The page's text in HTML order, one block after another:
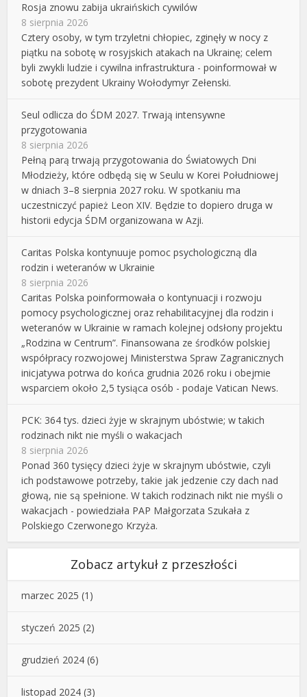
Rosja znowu zabija ukraińskich cywilów
8 sierpnia 2026
Cztery osoby, w tym trzyletni chłopiec, zginęły w nocy z
piątku na sobotę w rosyjskich atakach na Ukrainę; celem
byli zwykli ludzie i cywilna infrastruktura - poinformował w
sobotę prezydent Ukrainy Wołodymyr Zełenski.
Seul odlicza do ŚDM 2027. Trwają intensywne
przygotowania
8 sierpnia 2026
Pełną parą trwają przygotowania do Światowych Dni
Młodzieży, które odbędą się w Seulu w Korei Południowej
w dniach 3–8 sierpnia 2027 roku. W spotkaniu ma
uczestniczyć papież Leon XIV. Będzie to dopiero druga w
historii edycja ŚDM organizowana w Azji.
Caritas Polska kontynuuje pomoc psychologiczną dla
rodzin i weteranów w Ukrainie
8 sierpnia 2026
Caritas Polska poinformowała o kontynuacji i rozwoju
pomocy psychologicznej oraz rehabilitacyjnej dla rodzin i
weteranów w Ukrainie w ramach kolejnej odsłony projektu
„Rodzina w Centrum”. Finansowana ze środków polskiej
współpracy rozwojowej Ministerstwa Spraw Zagranicznych
inicjatywa potrwa do końca grudnia 2026 roku i obejmie
wsparciem około 2,5 tysiąca osób - podaje Vatican News.
PCK: 364 tys. dzieci żyje w skrajnym ubóstwie; w takich
rodzinach nikt nie myśli o wakacjach
8 sierpnia 2026
Ponad 360 tysięcy dzieci żyje w skrajnym ubóstwie, czyli
ich podstawowe potrzeby, takie jak jedzenie czy dach nad
głową, nie są spełnione. W takich rodzinach nikt nie myśli o
wakacjach - powiedziała PAP Małgorzata Szukała z
Polskiego Czerwonego Krzyża.
Zobacz artykuł z przeszłości
marzec 2025 (1)
styczeń 2025 (2)
grudzień 2024 (6)
listopad 2024 (3)